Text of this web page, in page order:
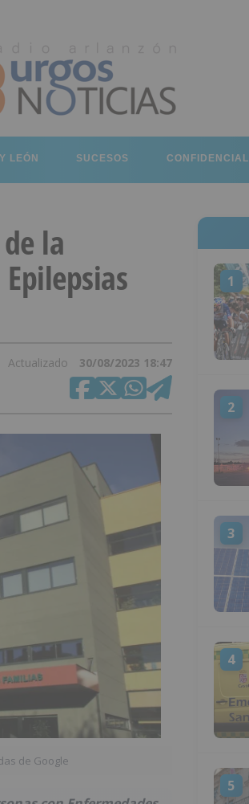
LEÓN SUCESOS CONFIDENCIAL
la
Actualizado 30/08/2023 18:47
de Google
1
2
3
4
5